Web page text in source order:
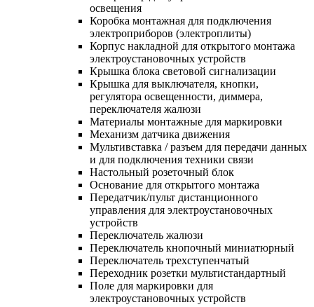
освещения
Коробка монтажная для подключения
электроприборов (электроплиты)
Корпус накладной для открытого монтажа
электроустановочных устройств
Крышка блока световой сигнализации
Крышка для выключателя, кнопки,
регулятора освещенности, диммера,
переключателя жалюзи
Материалы монтажные для маркировки
Механизм датчика движения
Мультивставка / разъем для передачи данных
и для подключения техники связи
Настольный розеточный блок
Основание для открытого монтажа
Передатчик/пульт дистанционного
управления для электроустановочных
устройств
Переключатель жалюзи
Переключатель кнопочный миниатюрный
Переключатель трехступенчатый
Переходник розетки мультистандартный
Поле для маркировки для
электроустановочных устройств